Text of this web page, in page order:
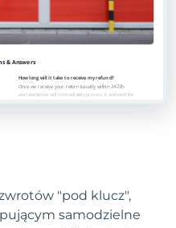
"pod klucz",
samodzielne